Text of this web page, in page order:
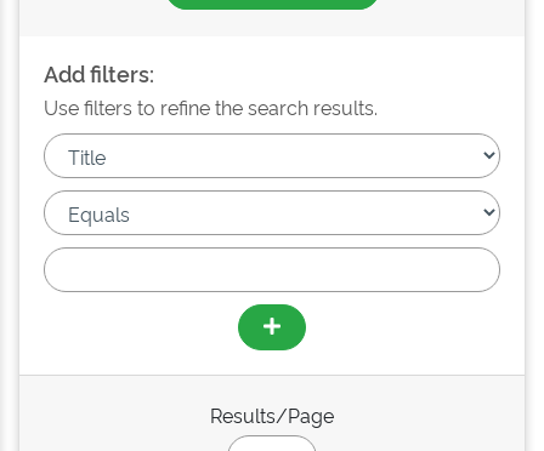
Add filters:
Use filters to refine the search results.
Results/Page